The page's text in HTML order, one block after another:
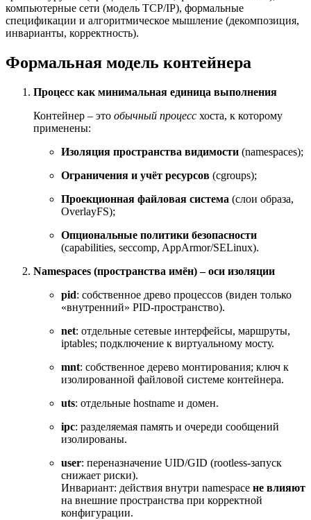
компьютерные сети (модель TCP/IP), формальные
спецификации и алгоритмическое мышление (декомпозиция,
инварианты, корректность).
Формальная модель контейнера
Процесс как минимальная единица выполнения
Контейнер – это обычный процесс хоста, к которому
применены:
Изоляция пространства видимости (namespaces);
Ограничения и учёт ресурсов (cgroups);
Проекционная файловая система (слои образа,
OverlayFS);
Опциональные политики безопасности
(capabilities, seccomp, AppArmor/SELinux).
Namespaces (пространства имён) – оси изоляции
pid: собственное древо процессов (виден только
«внутренний» PID-пространство).
net: отдельные сетевые интерфейсы, маршруты,
iptables; подключение к виртуальному мосту.
mnt: собственное дерево монтирования; ключ к
изолированной файловой системе контейнера.
uts: отдельные hostname и домен.
ipc: разделяемая память и очереди сообщений
изолированы.
user: переназначение UID/GID (rootless-запуск
снижает риски).
Инвариант: действия внутри namespace не влияют
на внешние пространства при корректной
конфигурации.